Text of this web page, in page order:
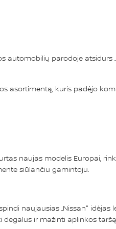
automobilių parodoje atsidurs
asortimentą, kuris padėjo
naujas modelis Europai,
siūlančiu gamintoju.
naujausias „Nissan"
ir mažinti aplinkos